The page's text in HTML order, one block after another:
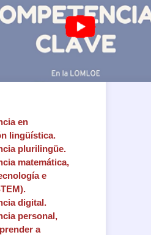
en
lingüística.
plurilingüe.
matemática,
e
digital.
personal,
a